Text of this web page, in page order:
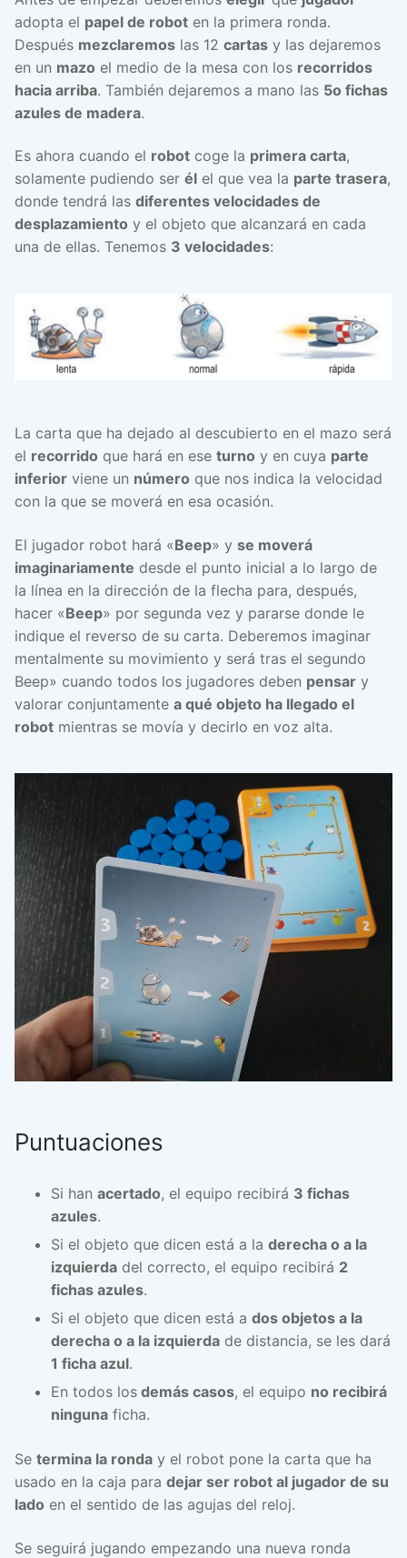
adopta el papel de robot en la primera ronda.
Después mezclaremos las 12 cartas y las dejaremos
en un mazo el medio de la mesa con los recorridos
hacia arriba. También dejaremos a mano las 5o fichas
azules de madera.
Es ahora cuando el robot coge la primera carta,
solamente pudiendo ser él el que vea la parte trasera,
donde tendrá las diferentes velocidades de
desplazamiento y el objeto que alcanzará en cada
una de ellas. Tenemos 3 velocidades:
La carta que ha dejado al descubierto en el mazo será
el recorrido que hará en ese turno y en cuya parte
inferior viene un número que nos indica la velocidad
con la que se moverá en esa ocasión.
El jugador robot hará «Beep» y se moverá
imaginariamente desde el punto inicial a lo largo de
la línea en la dirección de la flecha para, después,
hacer «Beep» por segunda vez y pararse donde le
indique el reverso de su carta. Deberemos imaginar
mentalmente su movimiento y será tras el segundo
Beep» cuando todos los jugadores deben pensar y
valorar conjuntamente a qué objeto ha llegado el
robot mientras se movía y decirlo en voz alta.
Puntuaciones
Si han acertado, el equipo recibirá 3 fichas
azules.
Si el objeto que dicen está a la derecha o a la
izquierda del correcto, el equipo recibirá 2
fichas azules.
Si el objeto que dicen está a dos objetos a la
derecha o a la izquierda de distancia, se les dará
1 ficha azul.
En todos los demás casos, el equipo no recibirá
ninguna ficha.
Se termina la ronda y el robot pone la carta que ha
usado en la caja para dejar ser robot al jugador de su
lado en el sentido de las agujas del reloj.
Se seguirá jugando empezando una nueva ronda